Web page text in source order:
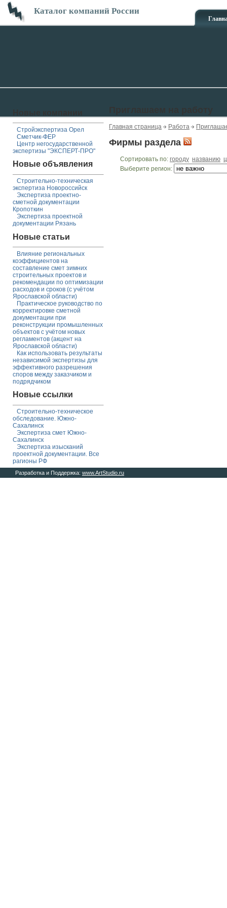
Каталог компаний России
Стройэкспертиза Орел
Сметчик-ФЕР
Центр негосударственной
экспертизы "ЭКСПЕРТ-ПРО"
Новые объявления
Строительно-техническая
экспертиза Новороссийск
Экспертиза проектно-
сметной документации
Кропоткин
Экспертиза проектной
документации Рязань
Новые статьи
Влияние региональных
коэффициентов на
составление смет зимних
строительных проектов и
рекомендации по оптимизации
расходов и сроков (с учётом
Ярославской области)
Практическое руководство по
корректировке сметной
документации при
реконструкции промышленных
объектов с учётом новых
регламентов (акцент на
Ярославской области)
Как использовать результаты
независимой экспертизы для
эффективного разрешения
споров между заказчиком и
подрядчиком
Новые ссылки
Строительно-техническое
обследование. Южно-
Сахалинск
Экспертиза смет Южно-
Сахалинск
Экспертиза изысканий
проектной документации. Все
рагионы РФ
Главная страница Работа
Фирмы раздела
Сортировать по: городу названию
Выберите регион:
Разработка и Поддержка: www.ArtStudio.ru